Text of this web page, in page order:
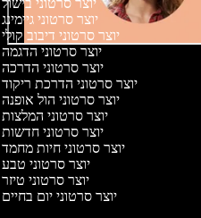
יוצר סרטוני בישול
יוצר סרטוני גיימינג
יוצר סרטוני דיבוב קולי
יוצר סרטוני הדגמה
יוצר סרטוני הדרכה
יוצר סרטוני הדרכת ריקוד
יוצר סרטוני הול אופנה
יוצר סרטוני המלצות
יוצר סרטוני חדשות
יוצר סרטוני חיות מחמד
יוצר סרטוני טבע
יוצר סרטוני טיזר
יוצר סרטוני יום בחיים